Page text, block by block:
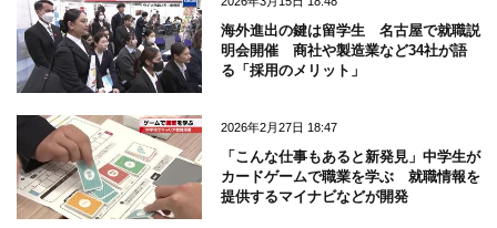
海外進出の鍵は留学生 名古屋で就職説
明会開催 商社や製造業など34社が語
る「採用のメリット」
2026年2月27日 18:47
「こんな仕事もあると新発見」中学生が
カードゲームで職業を学ぶ 就職情報を
提供するマイナビなどが開発